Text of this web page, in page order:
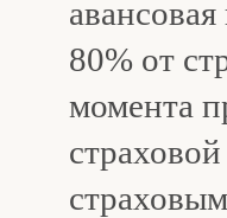
80% от
момента